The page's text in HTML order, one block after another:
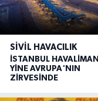
SIVIL HAVACILIK
İSTANBUL HAVALİMANI
YİNE AVRUPA'NIN
ZİRVESİNDE